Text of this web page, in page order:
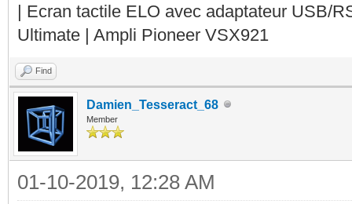
| Ecran tactile ELO avec adaptateur USB/
Ultimate | Ampli Pioneer VSX921
Find
Damien_Tesseract_68
Member
01-10-2019, 12:28 AM